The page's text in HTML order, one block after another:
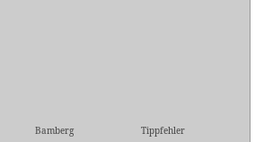
Bamberg Tippfehler